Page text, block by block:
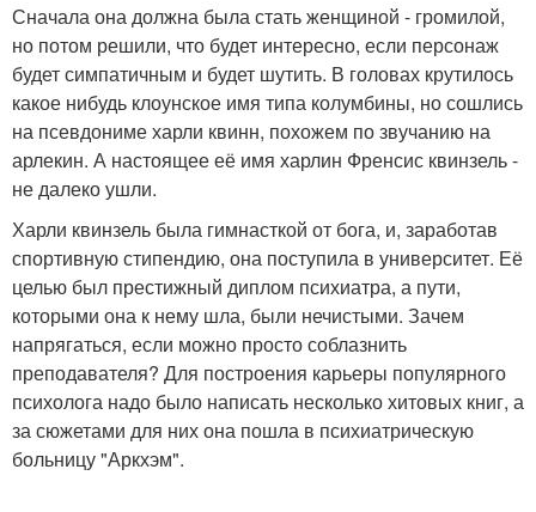
Сначала она должна была стать женщиной - громилой,
но потом решили, что будет интересно, если персонаж
будет симпатичным и будет шутить. В головах крутилось
какое нибудь клоунское имя типа колумбины, но сошлись
на псевдониме харли квинн, похожем по звучанию на
арлекин. А настоящее её имя харлин Френсис квинзель -
не далеко ушли.
Харли квинзель была гимнасткой от бога, и, заработав
спортивную стипендию, она поступила в университет. Её
целью был престижный диплом психиатра, а пути,
которыми она к нему шла, были нечистыми. Зачем
напрягаться, если можно просто соблазнить
преподавателя? Для построения карьеры популярного
психолога надо было написать несколько хитовых книг, а
за сюжетами для них она пошла в психиатрическую
больницу "Аркхэм".